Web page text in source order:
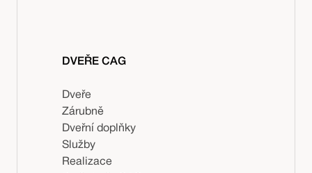
DVEŘE CAG
Dveře
Zárubně
Dveřní doplňky
Služby
Realizace